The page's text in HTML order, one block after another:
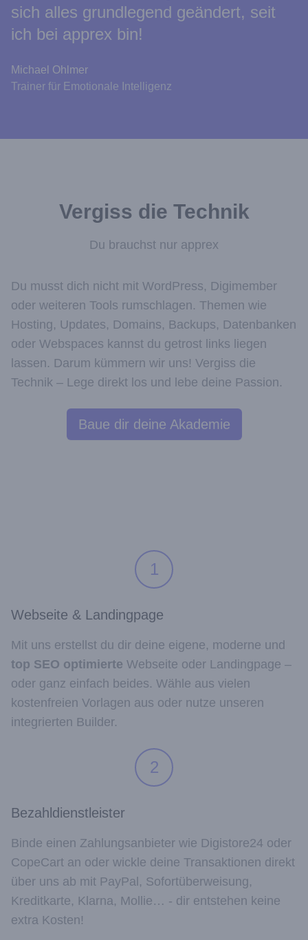
sich alles grundlegend geändert, seit
ich bei apprex bin!
Michael Ohlmer
Trainer für Emotionale Intelligenz
Vergiss die Technik
Du brauchst nur apprex
Du musst dich nicht mit WordPress, Digimember
oder weiteren Tools rumschlagen. Themen wie
Hosting, Updates, Domains, Backups, Datenbanken
oder Webspaces kannst du getrost links liegen
lassen. Darum kümmern wir uns! Vergiss die
Technik – Lege direkt los und lebe deine Passion.
Baue dir deine Akademie
1
Webseite & Landingpage
Mit uns erstellst du dir deine eigene, moderne und
top SEO optimierte Webseite oder Landingpage –
oder ganz einfach beides. Wähle aus vielen
kostenfreien Vorlagen aus oder nutze unseren
integrierten Builder.
2
Bezahldienstleister
Binde einen Zahlungsanbieter wie Digistore24 oder
CopeCart an oder wickle deine Transaktionen direkt
über uns ab mit PayPal, Sofortüberweisung,
Kreditkarte, Klarna, Mollie… - dir entstehen keine
extra Kosten!